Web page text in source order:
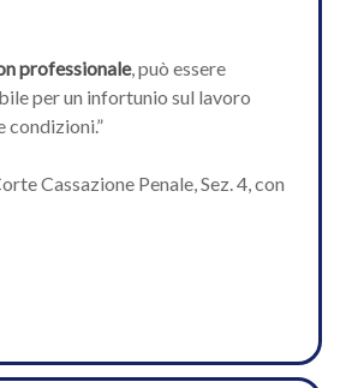
professionale, può essere
per un infortunio sul lavoro
condizioni.”
Cassazione Penale, Sez. 4, con